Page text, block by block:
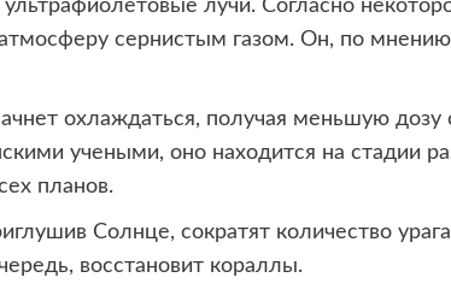
лучи. Согласно
сернистым газом. Он, по мнению
охлаждаться, получая меньшую
учеными, оно находится на стадии
планов.
Солнце, сократят количество
восстановит кораллы.